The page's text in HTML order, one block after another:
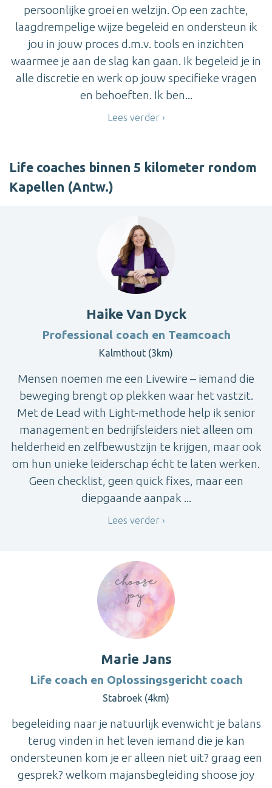
persoonlijke groei en welzijn. Op een zachte,
laagdrempelige wijze begeleid en ondersteun ik
jou in jouw proces d.m.v. tools en inzichten
waarmee je aan de slag kan gaan. Ik begeleid je in
alle discretie en werk op jouw specifieke vragen
en behoeften. Ik ben...
Lees verder
Life coaches binnen 5 kilometer rondom
Kapellen (Antw.)
Haike Van Dyck
Professional coach en Teamcoach
Kalmthout (3km)
Mensen noemen me een Livewire – iemand die
beweging brengt op plekken waar het vastzit.
Met de Lead with Light-methode help ik senior
management en bedrijfsleiders niet alleen om
helderheid en zelfbewustzijn te krijgen, maar ook
om hun unieke leiderschap écht te laten werken.
Geen checklist, geen quick fixes, maar een
diepgaande aanpak ...
Lees verder
Marie Jans
Life coach en Oplossingsgericht coach
Stabroek (4km)
begeleiding naar je natuurlijk evenwicht je balans
terug vinden in het leven iemand die je kan
ondersteunen kom je er alleen niet uit? graag een
gesprek? welkom majansbegleiding shoose joy